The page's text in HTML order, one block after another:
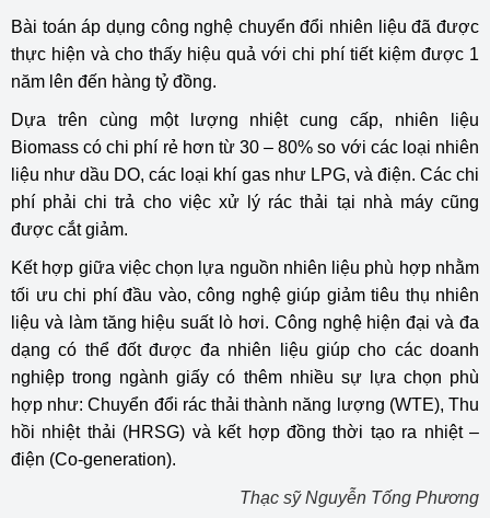
Bài toán áp dụng công nghệ chuyển đổi nhiên liệu đã được
thực hiện và cho thấy hiệu quả với chi phí tiết kiệm được 1
năm lên đến hàng tỷ đồng.
Dựa trên cùng một lượng nhiệt cung cấp, nhiên liệu
Biomass có chi phí rẻ hơn từ 30 – 80% so với các loại nhiên
liệu như dầu DO, các loại khí gas như LPG, và điện. Các chi
phí phải chi trả cho việc xử lý rác thải tại nhà máy cũng
được cắt giảm.
Kết hợp giữa việc chọn lựa nguồn nhiên liệu phù hợp nhằm
tối ưu chi phí đầu vào, công nghệ giúp giảm tiêu thụ nhiên
liệu và làm tăng hiệu suất lò hơi. Công nghệ hiện đại và đa
dạng có thể đốt được đa nhiên liệu giúp cho các doanh
nghiệp trong ngành giấy có thêm nhiều sự lựa chọn phù
hợp như: Chuyển đổi rác thải thành năng lượng (WTE), Thu
hồi nhiệt thải (HRSG) và kết hợp đồng thời tạo ra nhiệt –
điện (Co-generation).
Thạc sỹ Nguyễn Tống Phương